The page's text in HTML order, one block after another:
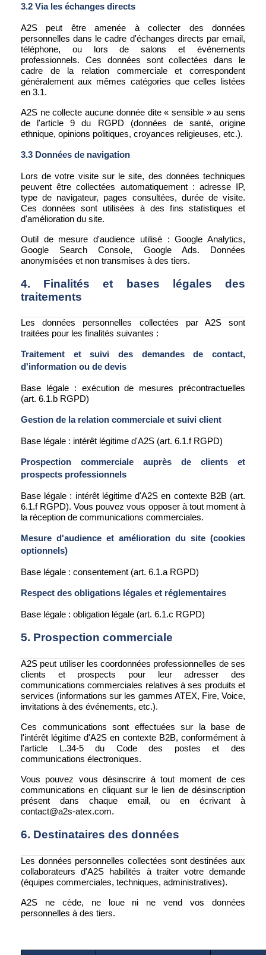
3.2 Via les échanges directs
A2S peut être amenée à collecter des données
personnelles dans le cadre d'échanges directs par email,
téléphone, ou lors de salons et événements
professionnels. Ces données sont collectées dans le
cadre de la relation commerciale et correspondent
généralement aux mêmes catégories que celles listées
en 3.1.
A2S ne collecte aucune donnée dite « sensible » au sens
de l'article 9 du RGPD (données de santé, origine
ethnique, opinions politiques, croyances religieuses, etc.).
3.3 Données de navigation
Lors de votre visite sur le site, des données techniques
peuvent être collectées automatiquement : adresse IP,
type de navigateur, pages consultées, durée de visite.
Ces données sont utilisées à des fins statistiques et
d'amélioration du site.
Outil de mesure d'audience utilisé : Google Analytics,
Google Search Console, Google Ads. Données
anonymisées et non transmises à des tiers.
4. Finalités et bases légales des
traitements
Les données personnelles collectées par A2S sont
traitées pour les finalités suivantes :
Traitement et suivi des demandes de contact,
d'information ou de devis
Base légale : exécution de mesures précontractuelles
(art. 6.1.b RGPD)
Gestion de la relation commerciale et suivi client
Base légale : intérêt légitime d'A2S (art. 6.1.f RGPD)
Prospection commerciale auprès de clients et
prospects professionnels
Base légale : intérêt légitime d'A2S en contexte B2B (art.
6.1.f RGPD). Vous pouvez vous opposer à tout moment à
la réception de communications commerciales.
Mesure d'audience et amélioration du site (cookies
optionnels)
Base légale : consentement (art. 6.1.a RGPD)
Respect des obligations légales et réglementaires
Base légale : obligation légale (art. 6.1.c RGPD)
5. Prospection commerciale
A2S peut utiliser les coordonnées professionnelles de ses
clients et prospects pour leur adresser des
communications commerciales relatives à ses produits et
services (informations sur les gammes ATEX, Fire, Voice,
invitations à des événements, etc.).
Ces communications sont effectuées sur la base de
l'intérêt légitime d'A2S en contexte B2B, conformément à
l'article L.34-5 du Code des postes et des
communications électroniques.
Vous pouvez vous désinscrire à tout moment de ces
communications en cliquant sur le lien de désinscription
présent dans chaque email, ou en écrivant à
contact@a2s-atex.com.
6. Destinataires des données
Les données personnelles collectées sont destinées aux
collaborateurs d'A2S habilités à traiter votre demande
(équipes commerciales, techniques, administratives).
A2S ne cède, ne loue ni ne vend vos données
personnelles à des tiers.